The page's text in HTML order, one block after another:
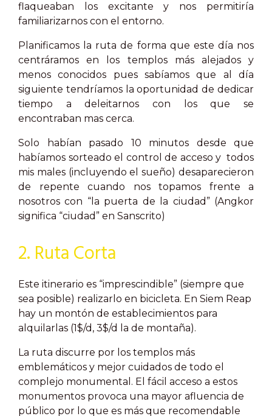
flaqueaban los excitante y nos permitiría
familiarizarnos con el entorno.
Planificamos la ruta de forma que este día nos
centráramos en los templos más alejados y
menos conocidos pues sabíamos que al día
siguiente tendríamos la oportunidad de dedicar
tiempo a deleitarnos con los que se
encontraban mas cerca.
Solo habían pasado 10 minutos desde que
habíamos sorteado el control de acceso y todos
mis males (incluyendo el sueño) desaparecieron
de repente cuando nos topamos frente a
nosotros con “la puerta de la ciudad” (Angkor
significa “ciudad” en Sanscrito)
2. Ruta Corta
Este itinerario es “imprescindible” (siempre que
sea posible) realizarlo en bicicleta. En Siem Reap
hay un montón de establecimientos para
alquilarlas (1$/d, 3$/d la de montaña).
La ruta discurre por los templos más
emblemáticos y mejor cuidados de todo el
complejo monumental. El fácil acceso a estos
monumentos provoca una mayor afluencia de
público por lo que es más que recomendable